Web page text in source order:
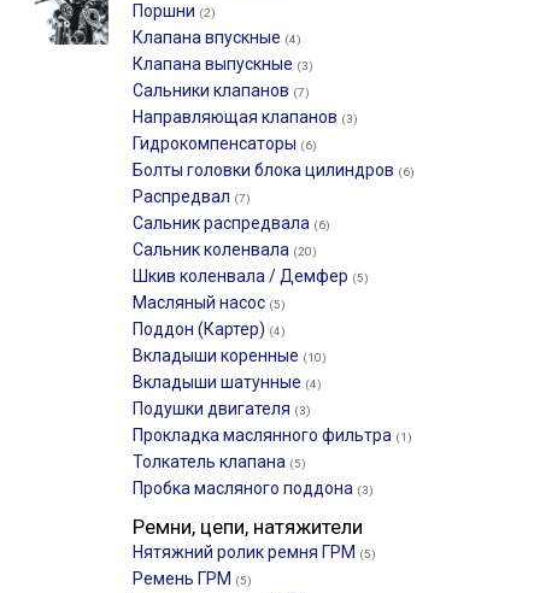
Поршни (2)
Клапана впускные (4)
Клапана выпускные (3)
Сальники клапанов (7)
Направляющая клапанов (3)
Гидрокомпенсаторы (6)
Болты головки блока цилиндров (6)
Распредвал (7)
Сальник распредвала (6)
Сальник коленвала (20)
Шкив коленвала / Демфер (5)
Масляный насос (5)
Поддон (Картер) (4)
Вкладыши коренные (10)
Вкладыши шатунные (4)
Подушки двигателя (3)
Прокладка маслянного фильтра (1)
Толкатель клапана (5)
Пробка масляного поддона (3)
Ремни, цепи, натяжители
Нятяжний ролик ремня ГРМ (5)
Ремень ГРМ (5)